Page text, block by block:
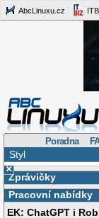
AbcLinuxu.cz
Poradna
Styl
×
Zprávičky
Pracovní nabídky
EK: ChatGPT i